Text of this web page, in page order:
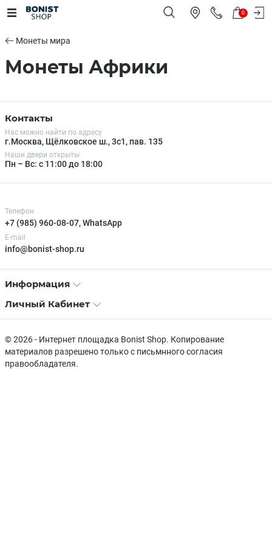
0
Монеты мира
Монеты Африки
Контакты
Нас можно найти по адресу
г.Москва, Щёлковское ш., 3с1, пав. 135
Наши двери открыты
Пн – Вс: с 11:00 до 18:00
Телефон
+7 (985) 960-08-07, WhatsApp
E-mail
info@bonist-shop.ru
Информация
Личный Кабинет
© 2026 - Интернет площадка Bonist Shop. Копирование
материалов разрешено только с письмнного согласия
правообладателя.